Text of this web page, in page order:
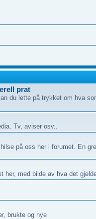
prat
du lette på trykket om hva
Tv, aviser osv..
på oss her i forumet. En
her, med bilde av hva det
brukte og nye